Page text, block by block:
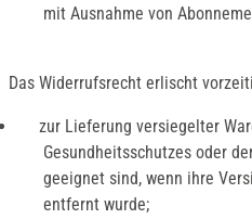
mit Ausnahme von
Das Widerrufsrecht erlischt
zur Lieferung versiegelter
Gesundheitsschutzes oder
geeignet sind, wenn ihre
entfernt wurde;